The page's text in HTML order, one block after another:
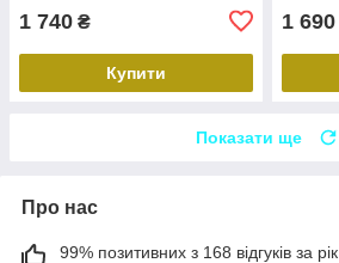
1 740 ₴
Купити
1 690
Показати ще
Про нас
99% позитивних з 168 відгуків за рік